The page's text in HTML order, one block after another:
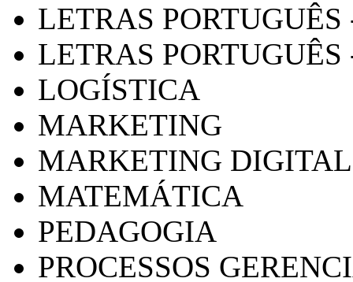
LETRAS
LETRAS PORTUGUÊS
LOGÍSTICA
MARKETING
MARKETING DIGITAL
MATEMÁTICA
PEDAGOGIA
PROCESSOS